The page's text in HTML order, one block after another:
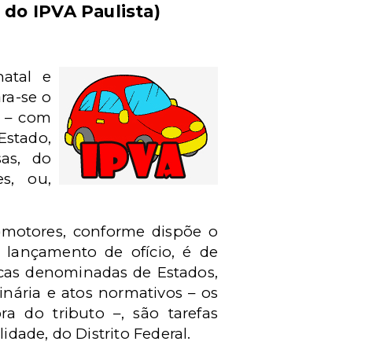
IPVA Paulista)
e
se o
com
do
ou,
conforme dispõe o
lançamento de ofício, é de
denominadas de Estados,
e atos normativos – os
do tributo –, são tarefas
do Distrito Federal.